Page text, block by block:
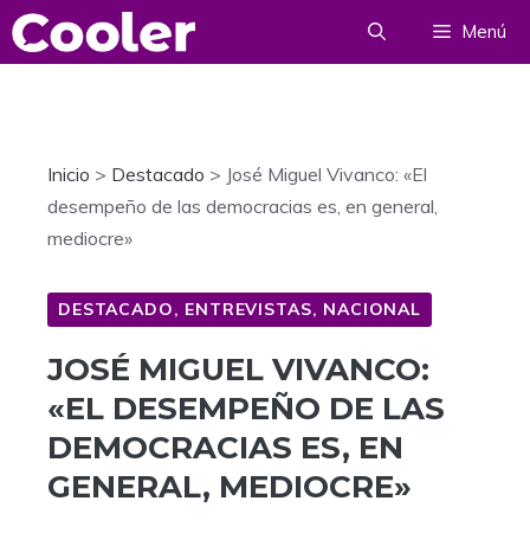
Saltar
al
Menú
Inicio > Destacado > José Miguel Vivanco: «El
desempeño de las democracias es, en general,
mediocre»
DESTACADO, ENTREVISTAS, NACIONAL
JOSÉ MIGUEL VIVANCO:
«EL DESEMPEÑO DE LAS
DEMOCRACIAS ES, EN
GENERAL, MEDIOCRE»